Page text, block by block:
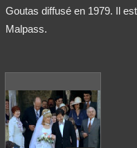
Goutas diffusé en 1979. Il
Malpass.